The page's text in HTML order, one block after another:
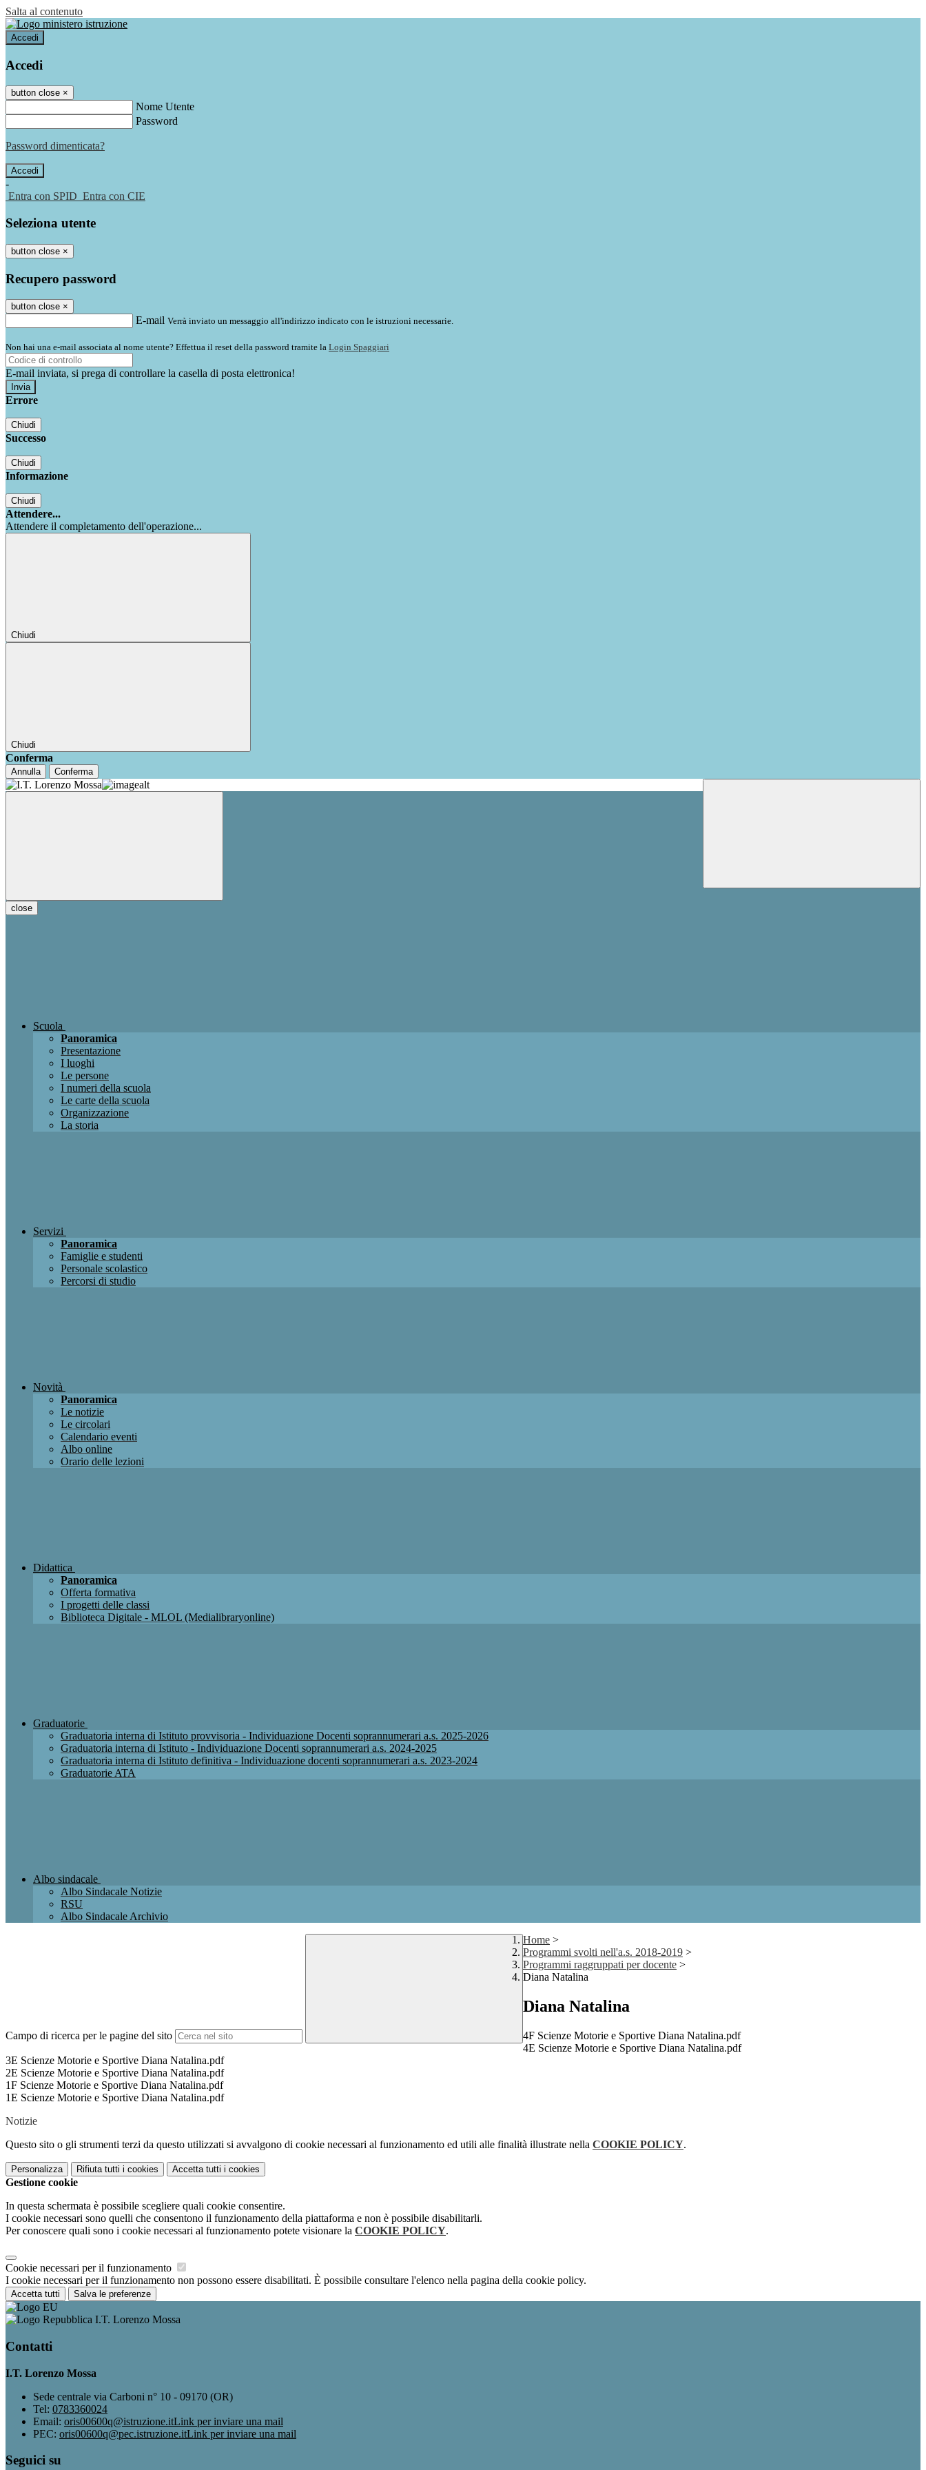
Salta al contenuto
Accedi
Accedi
button close ×
Nome Utente
Password
Password dimenticata?
-
Entra con SPID Entra con CIE
Seleziona utente
button close ×
Recupero password
button close ×
E-mail Verrà inviato un messaggio all'indirizzo indicato con le istruzioni necessarie.
Non hai una e-mail associata al nome utente? Effettua il reset della password tramite la Login Spaggiari
E-mail inviata, si prega di controllare la casella di posta elettronica!
Errore
Chiudi
Successo
Chiudi
Informazione
Chiudi
Attendere...
Attendere il completamento dell'operazione...
Chiudi
Chiudi
Conferma
Annulla Conferma
close
Scuola
Panoramica
Presentazione
I luoghi
Le persone
I numeri della scuola
Le carte della scuola
Organizzazione
La storia
Servizi
Panoramica
Famiglie e studenti
Personale scolastico
Percorsi di studio
Novità
Panoramica
Le notizie
Le circolari
Calendario eventi
Albo online
Orario delle lezioni
Didattica
Panoramica
Offerta formativa
I progetti delle classi
Biblioteca Digitale - MLOL (Medialibraryonline)
Graduatorie
Graduatoria interna di Istituto provvisoria - Individuazione Docenti soprannumerari a.s. 2025-2026
Graduatoria interna di Istituto - Individuazione Docenti soprannumerari a.s. 2024-2025
Graduatoria interna di Istituto definitiva - Individuazione docenti soprannumerari a.s. 2023-2024
Graduatorie ATA
Albo sindacale
Albo Sindacale Notizie
RSU
Albo Sindacale Archivio
Campo di ricerca per le pagine del sito
Home >
Programmi svolti nell'a.s. 2018-2019 >
Programmi raggruppati per docente >
Diana Natalina
Diana Natalina
4F Scienze Motorie e Sportive Diana Natalina.pdf
4E Scienze Motorie e Sportive Diana Natalina.pdf
3E Scienze Motorie e Sportive Diana Natalina.pdf
2E Scienze Motorie e Sportive Diana Natalina.pdf
1F Scienze Motorie e Sportive Diana Natalina.pdf
1E Scienze Motorie e Sportive Diana Natalina.pdf
Notizie
Questo sito o gli strumenti terzi da questo utilizzati si avvalgono di cookie necessari al funzionamento ed utili alle finalità illustrate nella COOKIE POLICY.
Personalizza Rifiuta tutti i cookies Accetta tutti i cookies
Gestione cookie
In questa schermata è possibile scegliere quali cookie consentire.
I cookie necessari sono quelli che consentono il funzionamento della piattaforma e non è possibile disabilitarli.
Per conoscere quali sono i cookie necessari al funzionamento potete visionare la COOKIE POLICY.
Cookie necessari per il funzionamento
I cookie necessari per il funzionamento non possono essere disabilitati. È possibile consultare l'elenco nella pagina della cookie policy.
Accetta tutti Salva le preferenze
I.T. Lorenzo Mossa
Contatti
I.T. Lorenzo Mossa
Sede centrale via Carboni n° 10 - 09170 (OR)
Tel: 0783360024
Email: oris00600q@istruzione.itLink per inviare una mail
PEC: oris00600q@pec.istruzione.itLink per inviare una mail
Seguici su